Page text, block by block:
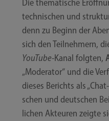
Die the­ma­ti­sche
tech­ni­schen und
denn zu Beginn der
sich den Teil­neh­mern,
You­Tube-Kanal folg­ten,
„Mode­ra­tor“ und die
die­ses Berichts als
schen und deut­schen
li­chen Akteu­ren zeig­te